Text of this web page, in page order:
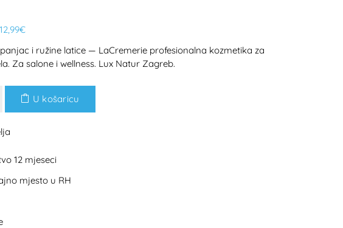
12,99€
i ružine latice — LaCremerie profesionalna kozmetika za
Za salone i wellness. Lux Natur Zagreb.
U košaricu
12 mjeseci
mjesto u RH